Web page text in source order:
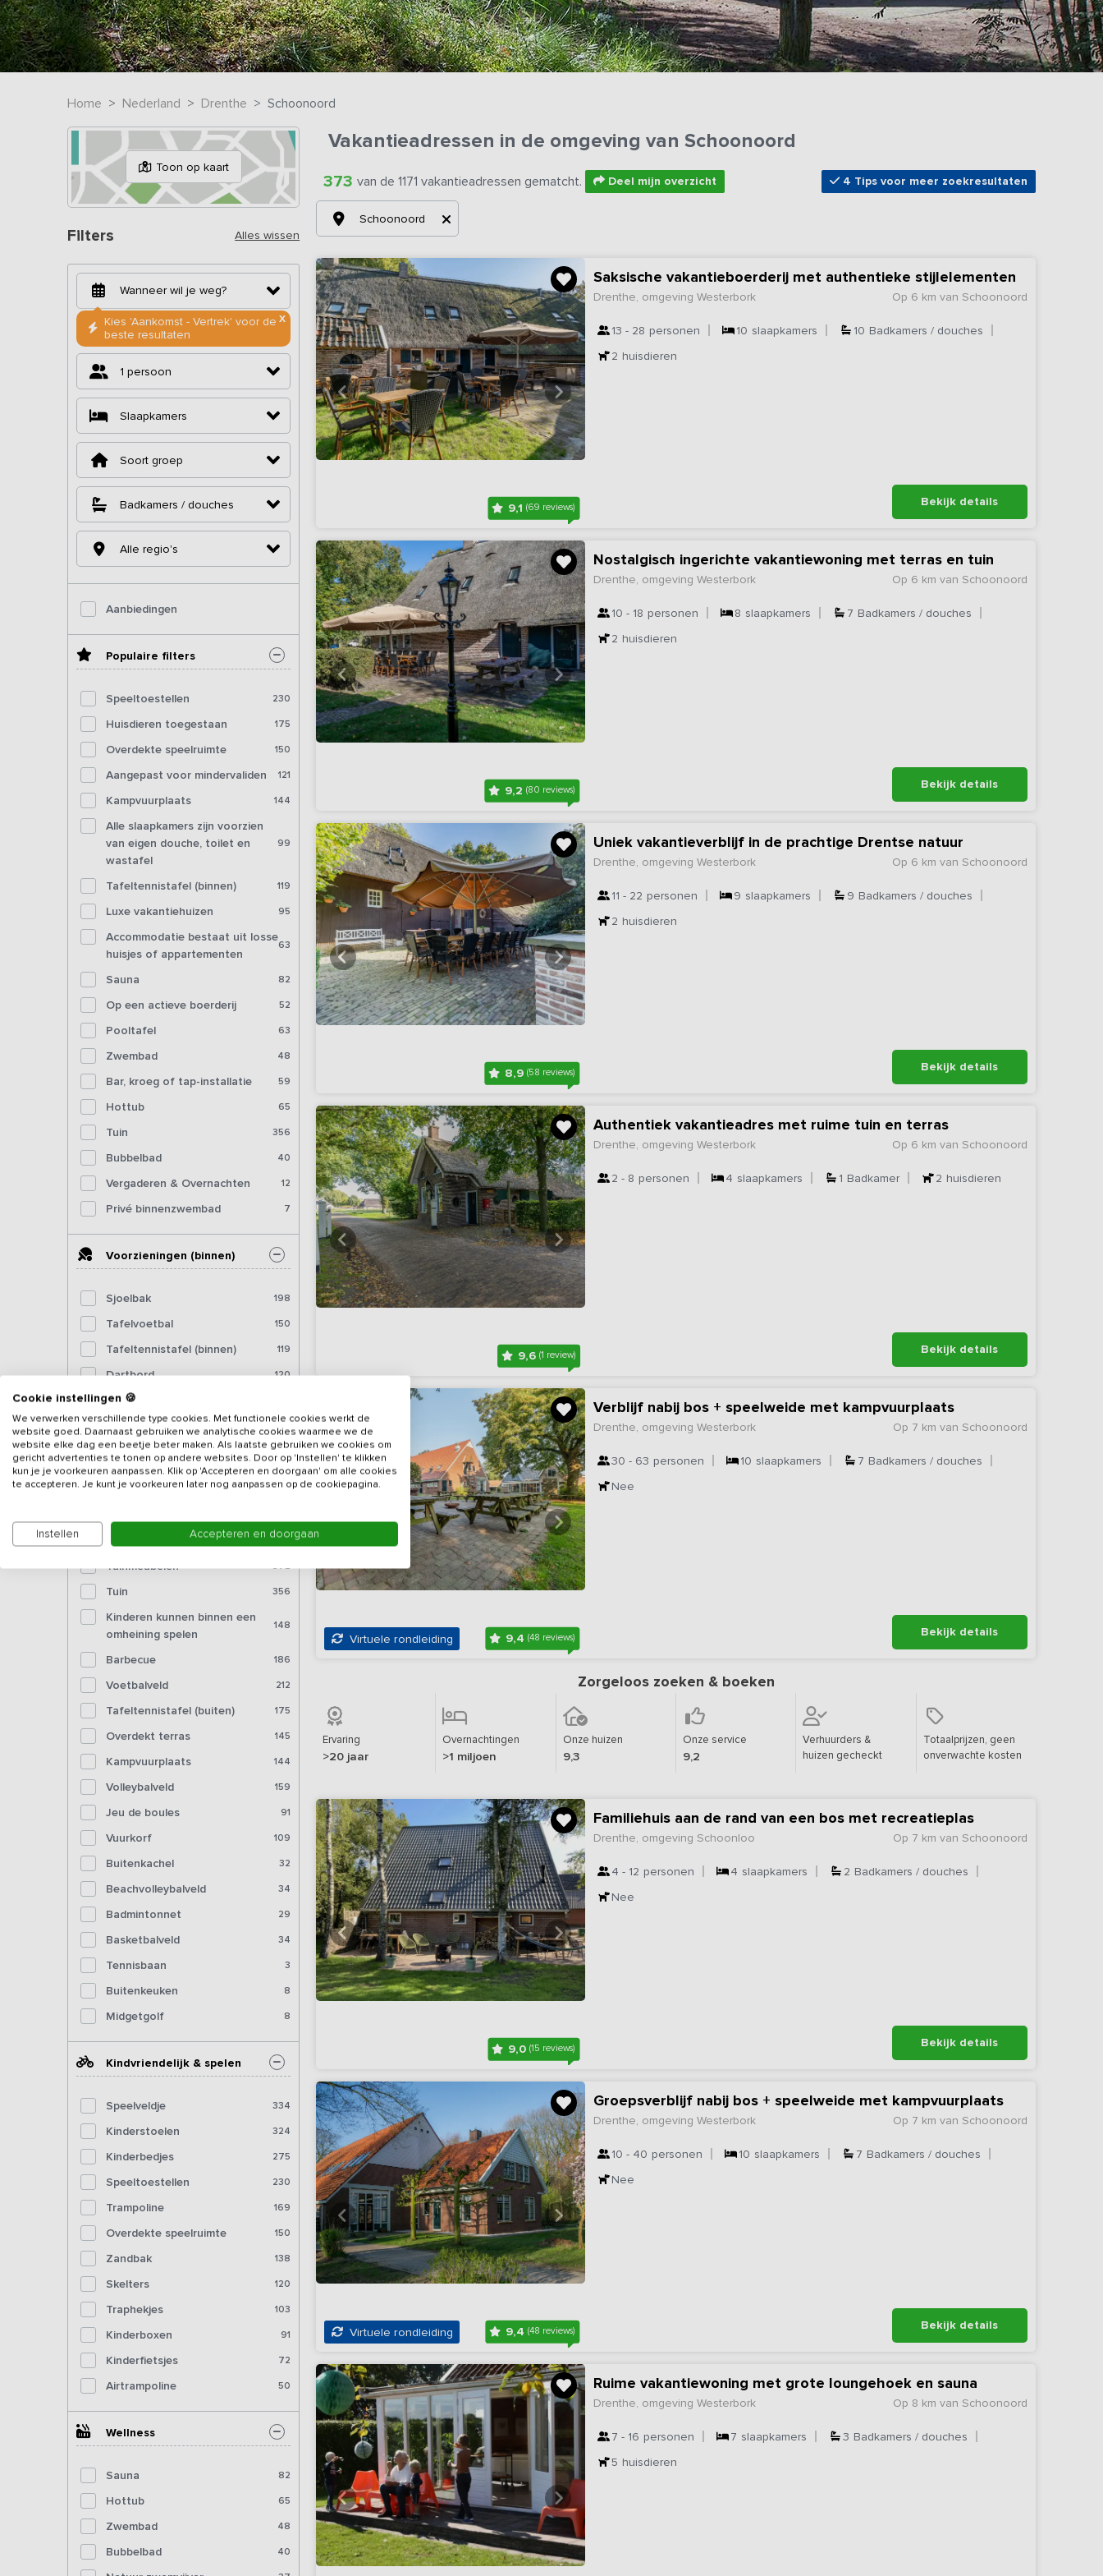
Home Nederland Drenthe Schoonoord
Toon op kaart
Filters Alles wissen
X
Kies 'Aankomst - Vertrek' voor de
beste resultaten
1 persoon
Slaapkamers
Soort groep
Badkamers / douches
Alle regio's
Aanbiedingen
Populaire filters
Speeltoestellen 230
Huisdieren toegestaan 175
Overdekte speelruimte 150
Aangepast voor mindervaliden 121
Kampvuurplaats 144
Alle slaapkamers zijn voorzien
van eigen douche, toilet en
wastafel
99
Tafeltennistafel (binnen) 119
Luxe vakantiehuizen 95
Accommodatie bestaat uit losse
huisjes of appartementen
63
Sauna 82
Op een actieve boerderij 52
Pooltafel 63
Zwembad 48
Bar, kroeg of tap-installatie 59
Hottub 65
Tuin 356
Bubbelbad 40
Vergaderen & Overnachten 12
Privé binnenzwembad 7
Voorzieningen (binnen)
Sjoelbak 198
Tafelvoetbal 150
Tafeltennistafel (binnen) 119
Dartbord 120
Pooltafel
Biljart 29
Fitnessapparatuur 18
Bioscoop 11
Voorzieningen (buiten)
Tuinmeubelen
Tuin 356
Kinderen kunnen binnen een
omheining spelen
148
Barbecue 186
Voetbalveld 212
Tafeltennistafel (buiten) 175
Overdekt terras 145
Kampvuurplaats 144
Volleybalveld 159
Jeu de boules 91
Vuurkorf 109
Buitenkachel 32
Beachvolleybalveld 34
Badmintonnet 29
Basketbalveld 34
Tennisbaan 3
Buitenkeuken 8
Midgetgolf 8
Kindvriendelijk & spelen
Speelveldje 334
Kinderstoelen 324
Kinderbedjes 275
Speeltoestellen 230
Trampoline 169
Overdekte speelruimte 150
Zandbak 138
Skelters 120
Traphekjes 103
Kinderboxen 91
Kinderfietsjes 72
Airtrampoline 50
Wellness
Sauna 82
Hottub 65
Zwembad 48
Bubbelbad 40
Vakantieadressen in de omgeving van Schoonoord
373 van de 1171 vakantieadressen gematcht. Deel mijn overzicht 4 Tips voor meer zoekresultaten
Schoonoord
9,1(69 reviews)
Saksische vakantieboerderij met authentieke stijlelementen
Op 6 km van Schoonoord
Drenthe, omgeving Westerbork
13 - 28 personen 10 slaapkamers 10 Badkamers / douches
2 huisdieren
Bekijk details
9,2(80 reviews)
Nostalgisch ingerichte vakantiewoning met terras en tuin
Op 6 km van Schoonoord
Drenthe, omgeving Westerbork
10 - 18 personen 8 slaapkamers 7 Badkamers / douches
2 huisdieren
Bekijk details
8,9(58 reviews)
Uniek vakantieverblijf in de prachtige Drentse natuur
Op 6 km van Schoonoord
Drenthe, omgeving Westerbork
11 - 22 personen 9 slaapkamers 9 Badkamers / douches
2 huisdieren
Bekijk details
9,6 (1 review)
Authentiek vakantieadres met ruime tuin en terras
Op 6 km van Schoonoord
Drenthe, omgeving Westerbork
2 - 8 personen 4 slaapkamers 1 Badkamer 2 huisdieren
Bekijk details
Virtuele rondleiding 9,4(48 reviews)
Verblijf nabij bos + speelweide met kampvuurplaats
Op 7 km van Schoonoord
Drenthe, omgeving Westerbork
30 - 63 personen 10 slaapkamers 7 Badkamers / douches
Nee
Bekijk details
Zorgeloos zoeken & boeken
Ervaring
>20 jaar
Overnachtingen
>1 miljoen
Onze huizen
9,3
Onze service
9,2
Verhuurders &
huizen gecheckt
Totaalprijzen, geen
onverwachte kosten
9,0(15 reviews)
Familiehuis aan de rand van een bos met recreatieplas
Op 7 km van Schoonoord
Drenthe, omgeving Schoonloo
4 - 12 personen 4 slaapkamers 2 Badkamers / douches
Nee
Bekijk details
Virtuele rondleiding 9,4(48 reviews)
Groepsverblijf nabij bos + speelweide met kampvuurplaats
Op 7 km van Schoonoord
Drenthe, omgeving Westerbork
10 - 40 personen 10 slaapkamers 7 Badkamers / douches
Nee
Bekijk details
Ruime vakantiewoning met grote loungehoek en sauna
Op 8 km van Schoonoord
Drenthe, omgeving Westerbork
7 - 16 personen 7 slaapkamers 3 Badkamers / douches
5 huisdieren
Cookie instellingen 🍪
We verwerken verschillende type cookies. Met functionele cookies werkt de
website goed. Daarnaast gebruiken we analytische cookies waarmee we de
website elke dag een beetje beter maken. Als laatste gebruiken we cookies om
gericht advertenties te tonen op andere websites. Door op 'Instellen' te klikken
kun je je voorkeuren aanpassen. Klik op 'Accepteren en doorgaan' om alle cookies
te accepteren. Je kunt je voorkeuren later nog aanpassen op de cookiepagina.
Instellen Accepteren en doorgaan